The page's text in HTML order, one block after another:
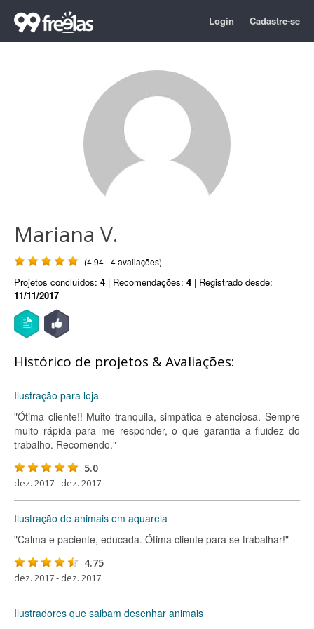
Login Cadastre-se
Mariana V.
(4.94 - 4 avaliações)
Projetos concluídos: 4 | Recomendações: 4 | Registrado desde:
11/11/2017
Histórico de projetos & Avaliações:
Ilustração para loja
"Ótima cliente!! Muito tranquila, simpática e atenciosa. Sempre
muito rápida para me responder, o que garantia a fluidez do
trabalho. Recomendo."
5.0
dez. 2017 - dez. 2017
Ilustração de animais em aquarela
"Calma e paciente, educada. Ótima cliente para se trabalhar!"
4.75
dez. 2017 - dez. 2017
Ilustradores que saibam desenhar animais